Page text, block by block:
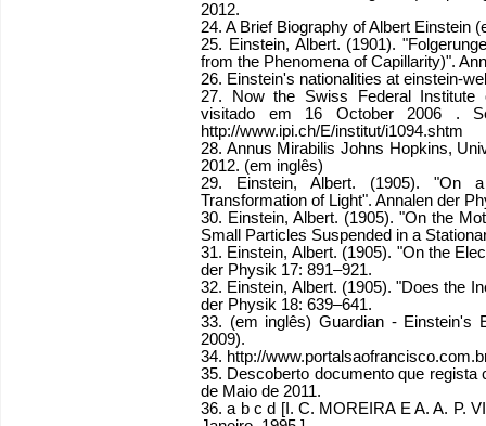
2012.
24. A Brief Biography of Albert Einstein
25. Einstein, Albert. (1901).
from the Phenomena of Capillarity)".
26. Einstein's nationalities at einstein-
27. Now the Swiss Federal Institute
visitado em 16 October 2006 .
http://www.ipi.ch/E/institut/i1094.shtm
28. Annus Mirabilis Johns Hopkins,
2012. (em inglês)
29. Einstein, Albert. (1905). "On
Transformation of Light". Annalen der
30. Einstein, Albert. (1905). "On the
Small Particles Suspended in a
31. Einstein, Albert. (1905). "On the
der Physik 17: 891–921.
32. Einstein, Albert. (1905). "Does the
der Physik 18: 639–641.
33. (em inglês) Guardian - Einstein's
2009).
34. http://
35. Descoberto documento que regista
de Maio de 2011.
36. a b c d [I. C. MOREIRA E A. A. P.